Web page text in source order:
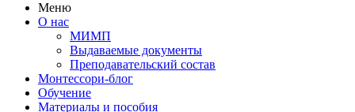
Меню
О нас
МИМП
Выдаваемые документы
Преподавательский состав
Монтессори-блог
Обучение
Материалы и пособия